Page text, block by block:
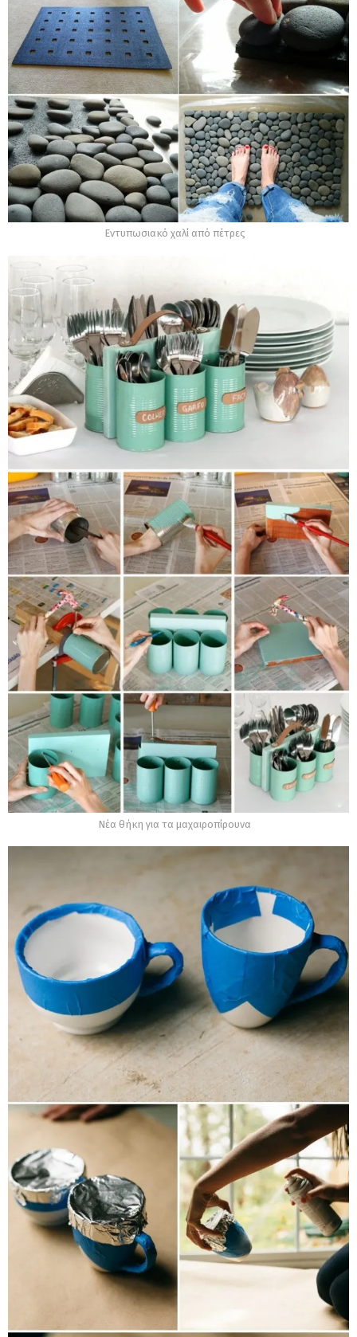
Εντυπωσιακό χαλί από πέτρες
Νέα θήκη για τα μαχαιροπίρουνα